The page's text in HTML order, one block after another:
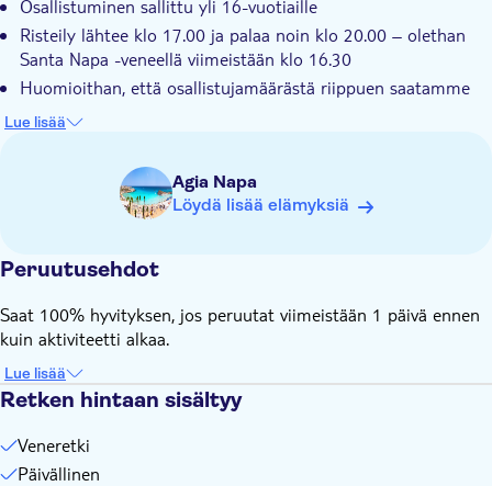
Osallistuminen sallittu yli 16-vuotiaille
Risteily lähtee klo 17.00 ja palaa noin klo 20.00 – olethan
Santa Napa -veneellä viimeistään klo 16.30
Huomioithan, että osallistujamäärästä riippuen saatamme
käyttää toista venettä. Henkilökunta tiedottaa asiasta
saapuessasi
Ota mukaan uimavarusteet ja aurinkosuoja
Ota mukaan pyyhe
Pue mukavat jalkineet
Palveluraha tai muut lisämaksut
Kuljetukset eivät sisälly
Juomat eivät sisälly
Retki on riippuvainen sääolosuhteista
Jos haluat peruuttaa, sinun on tehtävä se vähintään 24
tuntia etukäteen saadaksesi täyden hyvityksen
Lue lisää
Agia Napa
Löydä lisää elämyksiä
Peruutusehdot
Saat 100% hyvityksen, jos peruutat viimeistään 1 päivä ennen
kuin aktiviteetti alkaa.
Lue lisää
Retken hintaan sisältyy
Veneretki
Päivällinen